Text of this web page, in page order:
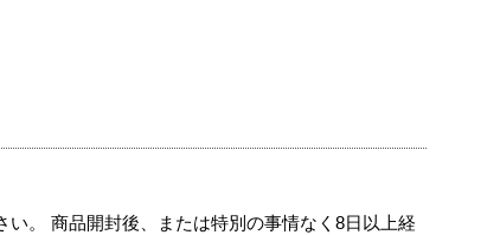
。 商品開封後、または特別の事情なく8日以上経